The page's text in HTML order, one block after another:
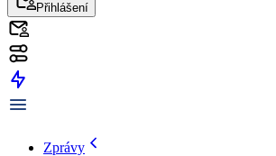
Přihlášení
Zprávy